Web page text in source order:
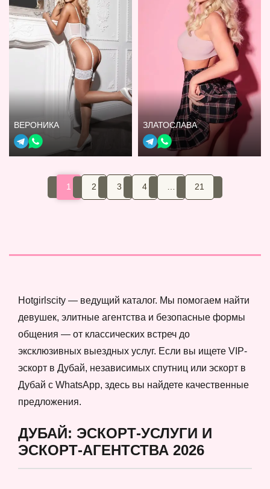
ВЕРОНИКА ЗЛАТОСЛАВА
1 2 3 4 21
Hotgirlscity — ведущий каталог. Мы помогаем найти
девушек, элитные агентства и безопасные формы
общения — от классических встреч до
эксклюзивных выездных услуг. Если вы ищете VIP-
эскорт в Дубай, независимых спутниц или эскорт в
Дубай с WhatsApp, здесь вы найдете качественные
предложения.
ДУБАЙ: ЭСКОРТ-УСЛУГИ И
ЭСКОРТ-АГЕНТСТВА 2026